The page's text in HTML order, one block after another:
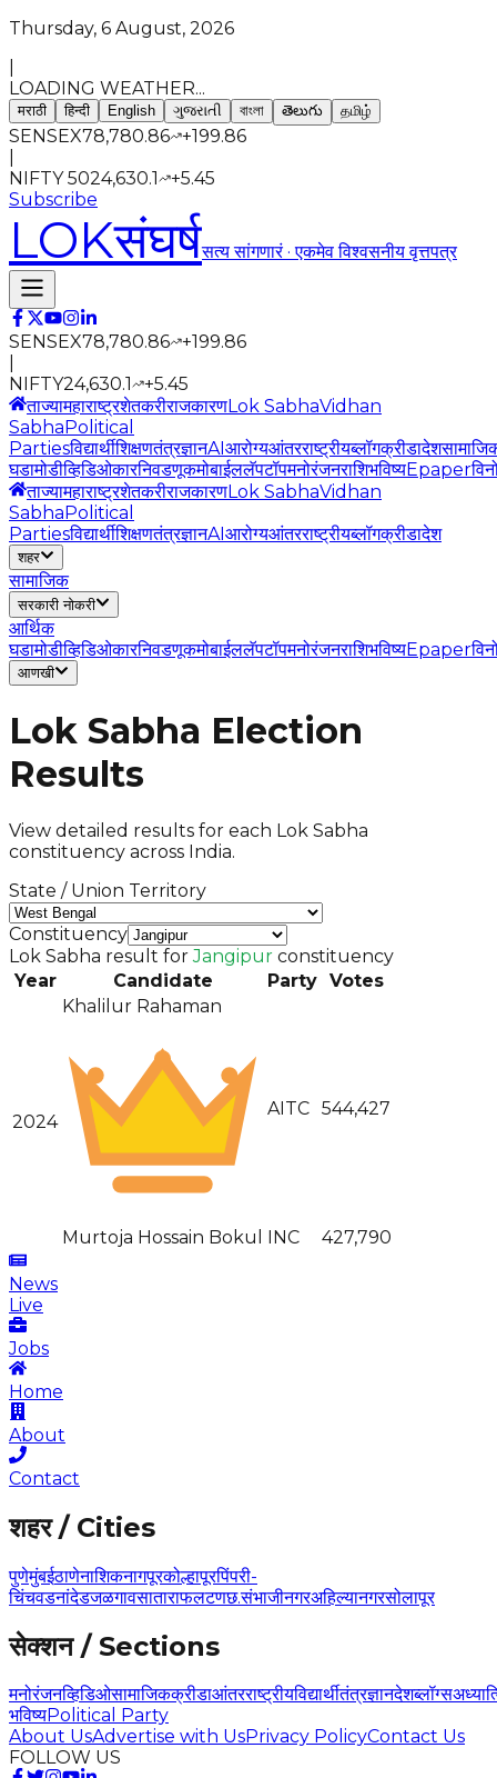
Thursday, 6 August, 2026
LOADING WEATHER...
मराठी हिन्दी English ગુજરાતી বাংলা తెలుగు தமிழ்
SENSEX78,780.86 +199.86
NIFTY 5024,630.1 +5.45
Subscribe
LOKसंघर्षसत्य सांगणारं · एकमेव विश्वसनीय वृत्तपत्र
SENSEX78,780.86 +199.86
NIFTY24,630.1 +5.45
ताज्यामहाराष्ट्रशेतकरीराजकारणLok SabhaVidhan
SabhaPolitical
Partiesविद्यार्थीशिक्षणतंत्रज्ञानAIआरोग्यआंतरराष्ट्रीयब्लॉगक्रीडादेश
घडामोडीव्हिडिओकारनिवडणूकमोबाईललॅपटॉपमनोरंजनराशिभविष्यEpaper
ताज्यामहाराष्ट्रशेतकरीराजकारणLok SabhaVidhan
SabhaPolitical
Partiesविद्यार्थीशिक्षणतंत्रज्ञानAIआरोग्यआंतरराष्ट्रीयब्लॉगक्रीडादेश
शहर
सामाजिक
सरकारी नोकरी
आर्थिक
घडामोडीव्हिडिओकारनिवडणूकमोबाईललॅपटॉपमनोरंजनराशिभविष्यEpaper
आणखी
Lok Sabha Election
Results
View detailed results for each Lok Sabha
constituency across India.
State / Union Territory
Constituency
Lok Sabha result for Jangipur constituency
Year
Candidate Party Votes
2024
Khalilur Rahaman
AITC 544,427
Murtoja Hossain Bokul INC 427,790
News
Live
Jobs
Home
About
Contact
शहर / Cities
पुणेमुंबईठाणेनाशिकनागपूरकोल्हापूरपिंपरी-
चिंचवडनांदेडजळगावसाताराफलटणछ.संभाजीनगरअहिल्यानगरसोलापूर
सेक्शन / Sections
मनोरंजनव्हिडिओसामाजिकक्रीडाआंतरराष्ट्रीयविद्यार्थीतंत्रज्ञानदेशब्लॉग्स
भविष्यPolitical Party
About UsAdvertise with UsPrivacy PolicyContact Us
FOLLOW US